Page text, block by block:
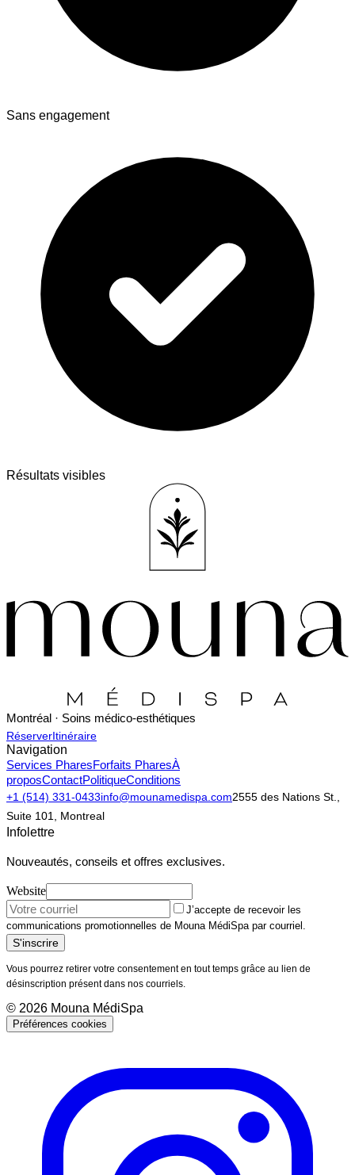
Sans engagement
Résultats visibles
Montréal · Soins médico-esthétiques
RéserverItinéraire
Navigation
Services PharesForfaits PharesÀ
proposContactPolitiqueConditions
+1 (514) 331-0433info@mounamedispa.com2555 des Nations St.,
Suite 101, Montreal
Infolettre
Nouveautés, conseils et offres exclusives.
Website
J’accepte de recevoir les
communications promotionnelles de Mouna MédiSpa par courriel.
S'inscrire
Vous pourrez retirer votre consentement en tout temps grâce au lien de
désinscription présent dans nos courriels.
© 2026 Mouna MédiSpa
Préférences cookies